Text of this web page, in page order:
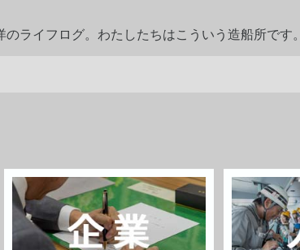
ライフログ。わたしたちはこういう造船所です。